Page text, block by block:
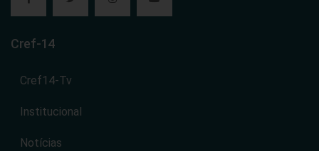
Cref-14
Cref14-Tv
Institucional
Notícias